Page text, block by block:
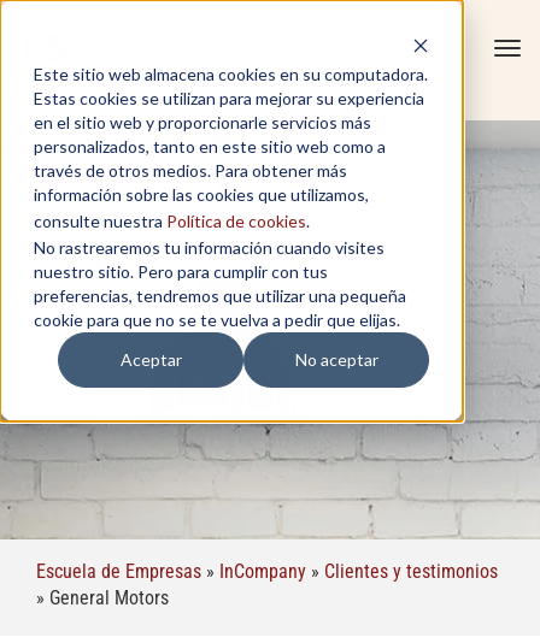
Este sitio web almacena cookies en su computadora.
Estas cookies se utilizan para mejorar su experiencia
en el sitio web y proporcionarle servicios más
personalizados, tanto en este sitio web como a
través de otros medios. Para obtener más
información sobre las cookies que utilizamos,
consulte nuestra Política de cookies.
No rastrearemos tu información cuando visites
nuestro sitio. Pero para cumplir con tus
preferencias, tendremos que utilizar una pequeña
cookie para que no se te vuelva a pedir que elijas.
Aceptar
No aceptar
TESTIMONIOS
Escuela de Empresas » InCompany » Clientes y testimonios
» General Motors